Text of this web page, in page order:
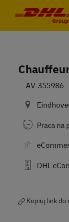
AV-355986
Praca na
DHL
Kopiuj link do